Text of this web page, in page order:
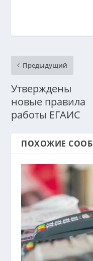
Предыдущий
Утверждены
новые правила
работы ЕГАИС
ПОХОЖИЕ